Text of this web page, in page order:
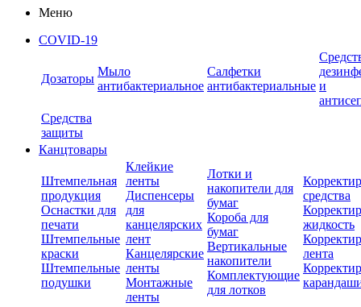
Меню
COVID-19
Дозаторы
Мыло
антибактериальное
Салфетки
антибактериальные и
Средства
защиты
Канцтовары
Штемпельная
продукция
Оснастки для
печати
Штемпельные
краски
Штемпельные
подушки
Клейкие
ленты
Диспенсеры
для
канцелярских
лент
Канцелярские
ленты
Монтажные
ленты
Лотки и
накопители для
бумаг
Короба для
бумаг
Вертикальные
накопители
Комплектующие
для лотков
средства
жидкость
лента